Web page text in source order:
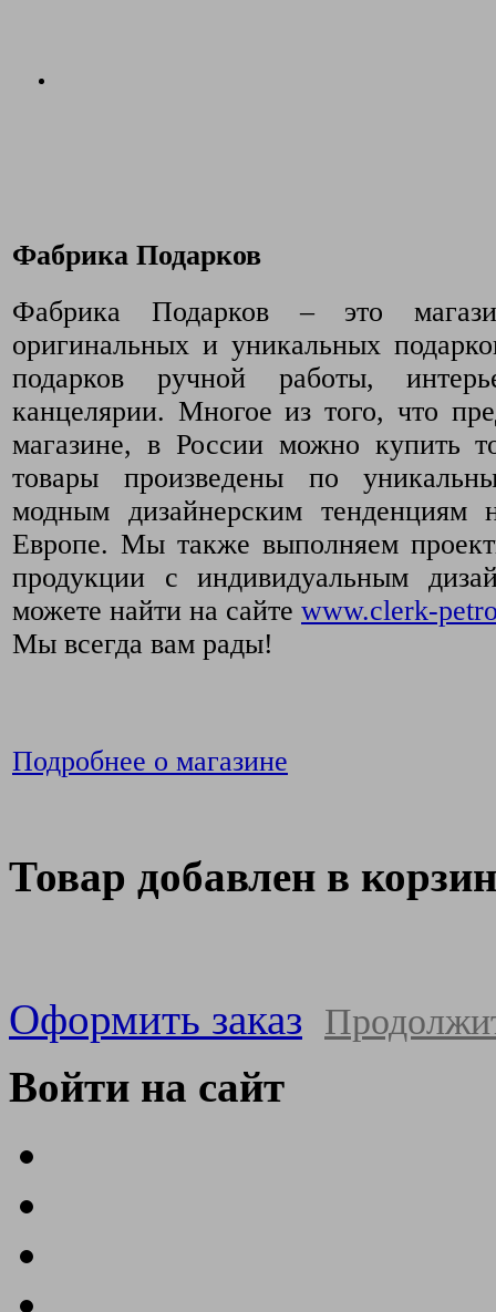
Фабрика Подарков
Фабрика Подарков – это
оригинальных и уникальных
подарков ручной работы,
канцелярии. Многое из того, что
магазине, в России можно купить
товары произведены по
модным дизайнерским тенденциям
Европе. Мы также выполняем
продукции с индивидуальным
можете найти на сайте www.clerk-
Мы всегда вам рады!
Подробнее о магазине
Товар добавлен в
Оформить заказ
Войти на сайт